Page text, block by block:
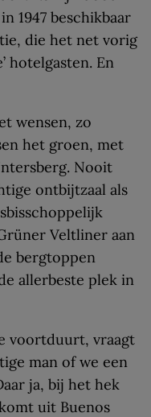
1947 beschikbaar
die het net vorig
hotelgasten. En
wensen, zo
het groen, met
Nooit
ontbijtzaal als
Veltliner aan
bergtoppen
allerbeste plek in
voortduurt, vraagt
man of we een
ja, bij het hek
uit Buenos